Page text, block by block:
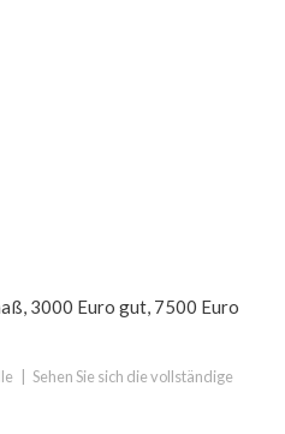
3000 Euro gut, 7500 Euro
Sehen Sie sich die vollständige